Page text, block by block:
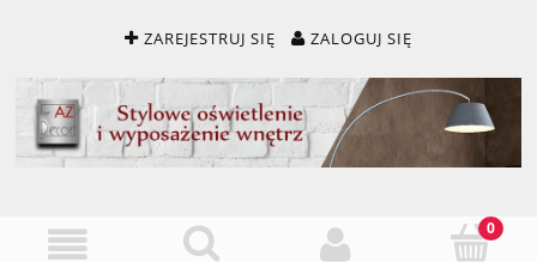
ZAREJESTRUJ SIĘ ZALOGUJ SIĘ